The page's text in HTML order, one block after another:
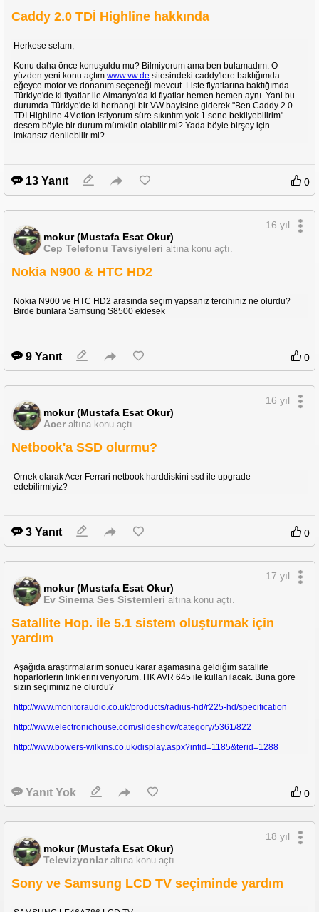
Caddy 2.0 TDİ Highline hakkında
Herkese selam,
Konu daha önce konuşuldu mu? Bilmiyorum ama ben bulamadım. O
yüzden yeni konu açtım.www.vw.de sitesindeki caddy'lere baktığımda
eğeyce motor ve donanım seçeneği mevcut. Liste fiyatlarına baktığımda
Türkiye'de ki fiyatlar ile Almanya'da ki fiyatlar hemen hemen aynı. Yani bu
durumda Türkiye'de ki herhangi bir VW bayisine giderek "Ben Caddy 2.0
TDİ Highline 4Motion istiyorum süre sıkıntım yok 1 sene bekliyebilirim"
desem böyle bir durum mümkün olabilir mi? Yada böyle birşey için
imkansız denilebilir mi?
13 Yanıt 0
mokur (Mustafa Esat Okur)
Cep Telefonu Tavsiyeleri altına konu açtı.
16 yıl
Nokia N900 & HTC HD2
Nokia N900 ve HTC HD2 arasında seçim yapsanız tercihiniz ne olurdu?
Birde bunlara Samsung S8500 eklesek
9 Yanıt 0
mokur (Mustafa Esat Okur)
Acer altına konu açtı.
16 yıl
Netbook'a SSD olurmu?
Örnek olarak Acer Ferrari netbook harddiskini ssd ile upgrade
edebilirmiyiz?
3 Yanıt 0
mokur (Mustafa Esat Okur)
Ev Sinema Ses Sistemleri altına konu açtı.
17 yıl
Satallite Hop. ile 5.1 sistem oluşturmak için
yardım
Aşağıda araştırmalarım sonucu karar aşamasına geldiğim satallite
hoparlörlerin linklerini veriyorum. HK AVR 645 ile kullanılacak. Buna göre
sizin seçiminiz ne olurdu?
http://www.monitoraudio.co.uk/products/radius-hd/r225-hd/specification
http://www.electronichouse.com/slideshow/category/5361/822
http://www.bowers-wilkins.co.uk/display.aspx?infid=1185&terid=1288
Yanıt Yok 0
mokur (Mustafa Esat Okur)
Televizyonlar altına konu açtı.
18 yıl
Sony ve Samsung LCD TV seçiminde yardım